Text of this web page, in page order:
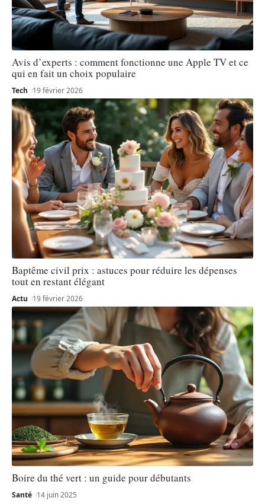
Avis d’experts : comment fonctionne une Apple TV et ce
qui en fait un choix populaire
Tech 19 février 2026
Baptême civil prix : astuces pour réduire les dépenses
tout en restant élégant
Actu 19 février 2026
Boire du thé vert : un guide pour débutants
Santé 14 juin 2025